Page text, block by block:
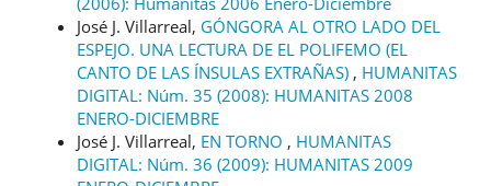
José J. Villarreal, GÓNGORA AL OTRO LADO DEL
ESPEJO. UNA LECTURA DE EL POLIFEMO (EL
CANTO DE LAS ÍNSULAS EXTRAÑAS) , HUMANITAS
DIGITAL: Núm. 35 (2008): HUMANITAS 2008
ENERO-DICIEMBRE
José J. Villarreal, EN TORNO , HUMANITAS
DIGITAL: Núm. 36 (2009): HUMANITAS 2009